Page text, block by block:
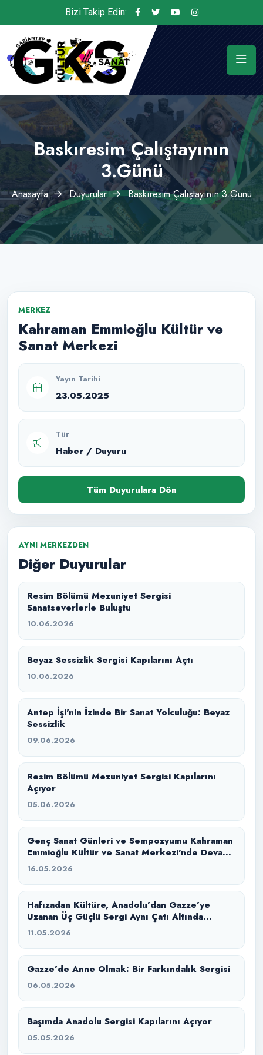
Bizi Takip Edin:
Baskıresim Çalıştayının
3.Günü
Anasayfa Duyurular Baskıresim Çalıştayının 3.Günü
MERKEZ
Kahraman Emmioğlu Kültür ve
Sanat Merkezi
Yayın Tarihi
23.05.2025
Tür
Haber / Duyuru
Tüm Duyurulara Dön
AYNI MERKEZDEN
Diğer Duyurular
Resim Bölümü Mezuniyet Sergisi
Sanatseverlerle Buluştu
10.06.2026
Beyaz Sessizlik Sergisi Kapılarını Açtı
10.06.2026
Antep İşi'nin İzinde Bir Sanat Yolculuğu: Beyaz
Sessizlik
09.06.2026
Resim Bölümü Mezuniyet Sergisi Kapılarını
Açıyor
05.06.2026
Genç Sanat Günleri ve Sempozyumu Kahraman
Emmioğlu Kültür ve Sanat Merkezi'nde Devam
Ediyor
16.05.2026
Hafızadan Kültüre, Anadolu’dan Gazze’ye
Uzanan Üç Güçlü Sergi Aynı Çatı Altında
Buluştu
11.05.2026
Gazze’de Anne Olmak: Bir Farkındalık Sergisi
06.05.2026
Başımda Anadolu Sergisi Kapılarını Açıyor
05.05.2026